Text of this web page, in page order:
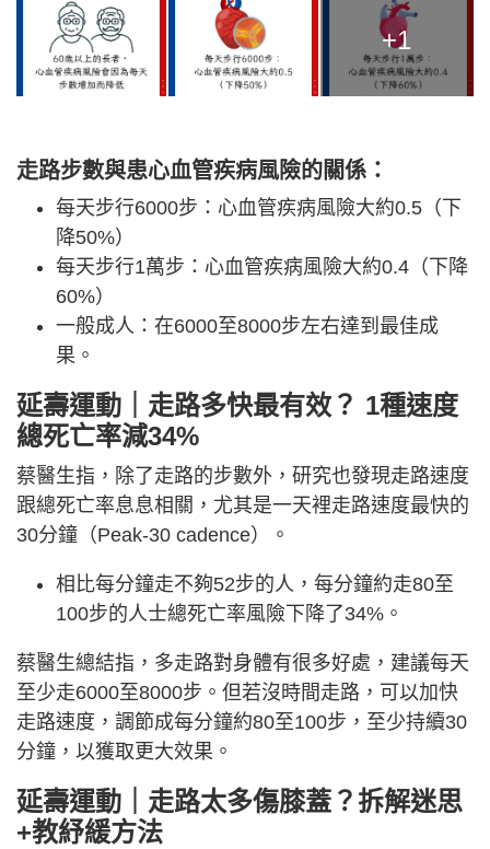
+1
走路步數與患心血管疾病風險的關係：
每天步行6000步：心血管疾病風險大約0.5（下
降50%）
每天步行1萬步：心血管疾病風險大約0.4（下降
60%）
一般成人：在6000至8000步左右達到最佳成
果。
延壽運動｜走路多快最有效？ 1種速度
總死亡率減34%
蔡醫生指，除了走路的步數外，研究也發現走路速度
跟總死亡率息息相關，尤其是一天裡走路速度最快的
30分鐘（Peak-30 cadence）。
相比每分鐘走不夠52步的人，每分鐘約走80至
100步的人士總死亡率風險下降了34%。
蔡醫生總結指，多走路對身體有很多好處，建議每天
至少走6000至8000步。但若沒時間走路，可以加快
走路速度，調節成每分鐘約80至100步，至少持續30
分鐘，以獲取更大效果。
延壽運動｜走路太多傷膝蓋？拆解迷思
+教紓緩方法